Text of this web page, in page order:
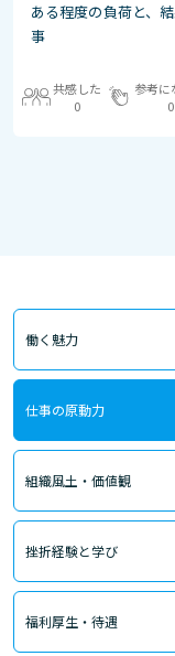
ある程度の負荷と、
事
共感した
0
参考に
0
働く魅力
仕事の原動力
組織風土・価値観
挫折経験と学び
福利厚生・待遇